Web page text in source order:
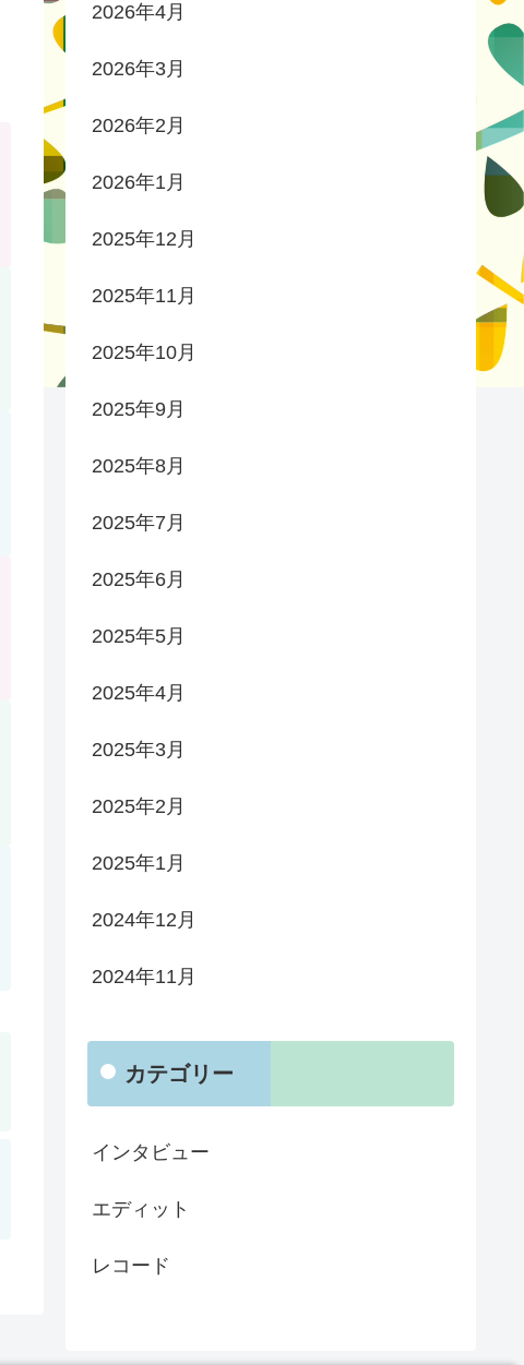
2026年4月
2026年3月
2026年2月
2026年1月
2025年12月
2025年11月
2025年10月
2025年9月
2025年8月
2025年7月
2025年6月
2025年5月
2025年4月
2025年3月
2025年2月
2025年1月
2024年12月
2024年11月
カテゴリー
インタビュー
エディット
レコード